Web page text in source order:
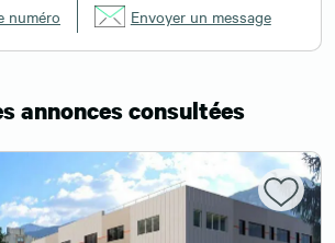
numéro Envoyer un message
annonces consultées